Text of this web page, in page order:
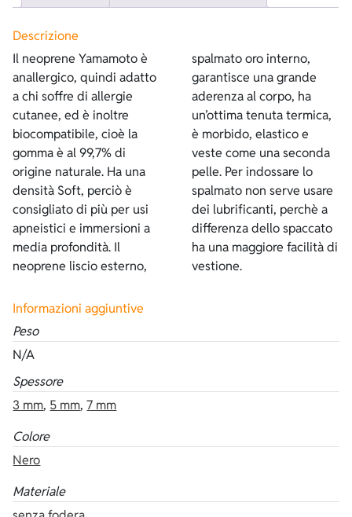
Descrizione
Il neoprene Yamamoto è
anallergico, quindi adatto
a chi soffre di allergie
cutanee, ed è inoltre
biocompatibile, cioè la
gomma è al 99,7% di
origine naturale. Ha una
densità Soft, perciò è
consigliato di più per usi
apneistici e immersioni a
media profondità. Il
neoprene liscio esterno,
spalmato oro interno,
garantisce una grande
aderenza al corpo, ha
un’ottima tenuta termica,
è morbido, elastico e
veste come una seconda
pelle. Per indossare lo
spalmato non serve usare
dei lubrificanti, perchè a
differenza dello spaccato
ha una maggiore facilità di
vestione.
Informazioni aggiuntive
Peso
N/A
Spessore
3 mm, 5 mm,7 mm
Colore
Nero
Materiale